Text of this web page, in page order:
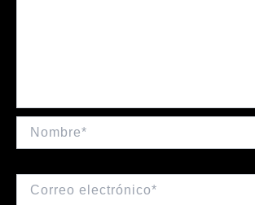
electrónico*